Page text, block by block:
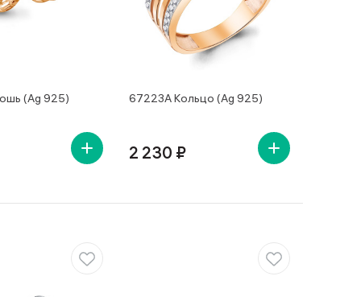
(Ag 925) 67223А Кольцо (Ag 925)
2 230 ₽